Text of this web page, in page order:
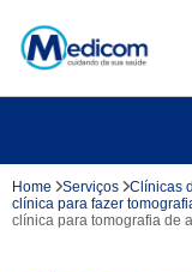
Home Serviços
Clínicas
clínica para fazer
clínica para tomografia de